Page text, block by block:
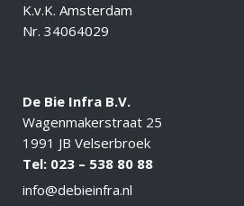
K.v.K. Amsterdam
Nr. 34064029
De Bie Infra B.V.
Wagenmakerstraat 25
1991 JB Velserbroek
Tel: 023 – 538 80 88
info@debieinfra.nl